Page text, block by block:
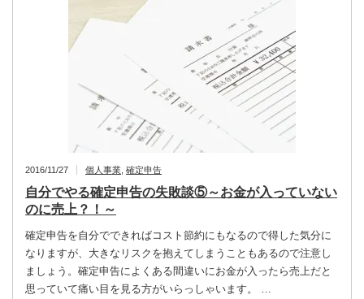
2016/11/27 個人事業 確定申告
自分でやる確定申告の失敗談⑤～お金が入っていない
のに売上？！～
確定申告を自分でできればコスト節約にもなるので得した気分に
なりますが、大きなリスクを抱えてしまうこともあるので注意し
ましょう。確定申告によくある間違いにお金が入ったら売上だと
思っていて痛い目を見る方がいらっしゃいます。 …